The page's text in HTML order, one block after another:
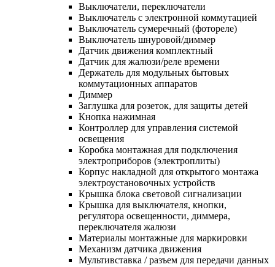
Выключатели, переключатели
Выключатель с электронной коммутацией
Выключатель сумеречный (фотореле)
Выключатель шнуровой/диммер
Датчик движения комплектный
Датчик для жалюзи/реле времени
Держатель для модульных бытовых
коммутационных аппаратов
Диммер
Заглушка для розеток, для защиты детей
Кнопка нажимная
Контроллер для управления системой
освещения
Коробка монтажная для подключения
электроприборов (электроплиты)
Корпус накладной для открытого монтажа
электроустановочных устройств
Крышка блока световой сигнализации
Крышка для выключателя, кнопки,
регулятора освещенности, диммера,
переключателя жалюзи
Материалы монтажные для маркировки
Механизм датчика движения
Мультивставка / разъем для передачи данных